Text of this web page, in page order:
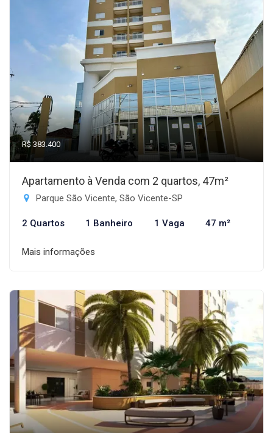
R$ 383.400
Apartamento à Venda com 2 quartos, 47m²
Parque São Vicente, São Vicente-SP
2 Quartos 1 Banheiro 1 Vaga 47 m²
Mais informações